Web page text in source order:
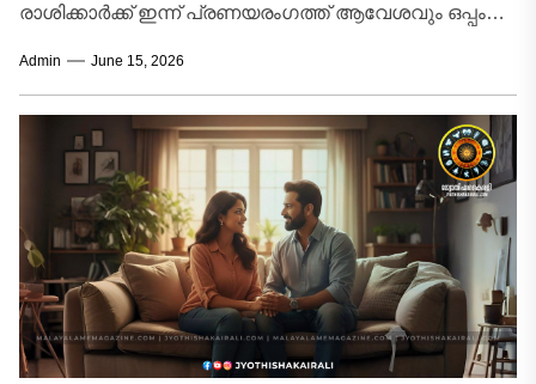
രാശിക്കാർക്ക് ഇന്ന് പ്രണയരംഗത്ത് ആവേശവും ഒപ്പം
രാശിനാഥനായ...
Admin June 15, 2026